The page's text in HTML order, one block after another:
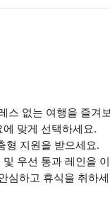
스 없는 여행을 즐겨
맞게 선택하세요.
형 지원을 받으세요.
우선 통과 레인을
심하고 휴식을 취하